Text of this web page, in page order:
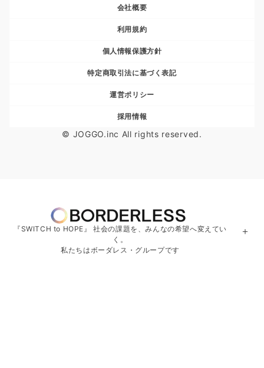
会社概要
利用規約
個人情報保護方針
特定商取引法に基づく表記
運営ポリシー
採用情報
© JOGGO.inc All rights reserved.
『SWITCH to HOPE』 社会の課題を、みんなの希望へ変えてい
く。
私たちはボーダレス・グループです
＋